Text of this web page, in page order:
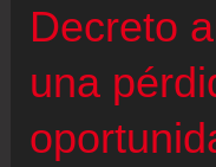
Decreto
una